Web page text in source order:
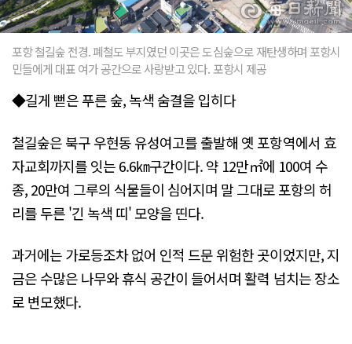
포항 철길숲 전경. 폐철도 부지였던 이곳은 도심숲으로 재탄생하며 포항시
민들에게 대표 여가 공간으로 사랑받고 있다. 포항시 제공
◆길게 뻗은 푸른 숲, 녹색 숨결을 입히다
철길숲은 북구 우현동 유성여고를 출발해 옛 포항역에서 효
자교회까지를 잇는 6.6㎞구간이다. 약 12만㎡에 100여 수
종, 20만여 그루의 식물들이 심어지며 말 그대로 포항의 허
리를 두른 '긴 녹색 띠' 모양을 띤다.
과거에는 가로등조차 없어 인적 드문 위험한 곳이었지만, 지
금은 수많은 나무와 휴식 공간이 들어서며 활력 넘치는 장소
로 변모했다.